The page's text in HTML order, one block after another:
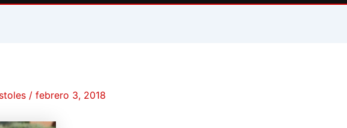
/ febrero 3, 2018